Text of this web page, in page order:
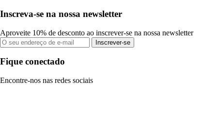
Inscreva-se na nossa newsletter
Aproveite 10% de desconto ao inscrever-se na nossa newsletter
Inscrever-se
Fique conectado
Encontre-nos nas redes sociais